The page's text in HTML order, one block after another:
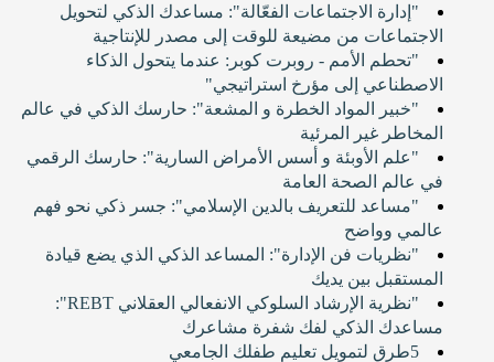
"إدارة الاجتماعات الفعّالة": مساعدك الذكي لتحويل
الاجتماعات من مضيعة للوقت إلى مصدر للإنتاجية
"تحطم الأمم - روبرت كوبر: عندما يتحول الذكاء
الاصطناعي إلى مؤرخ استراتيجي"
"خبير المواد الخطرة و المشعة": حارسك الذكي في عالم
المخاطر غير المرئية
"علم الأوبئة و أسس الأمراض السارية": حارسك الرقمي
في عالم الصحة العامة
"مساعد للتعريف بالدين الإسلامي": جسر ذكي نحو فهم
عالمي وواضح
"نظريات فن الإدارة": المساعد الذكي الذي يضع قيادة
المستقبل بين يديك
"نظرية الإرشاد السلوكي الانفعالي العقلاني REBT":
مساعدك الذكي لفك شفرة مشاعرك
5طرق لتمويل تعليم طفلك الجامعي